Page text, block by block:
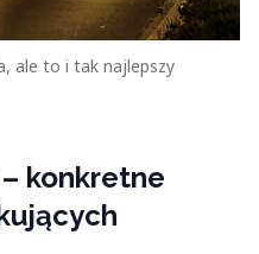
ale to i tak najlepszy
konkretne